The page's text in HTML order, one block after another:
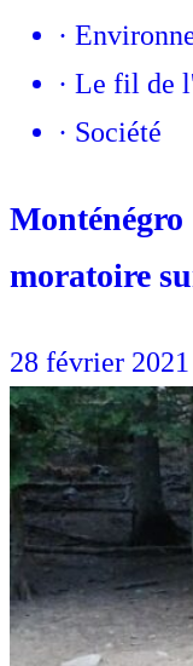
·
· Le fil de
· Société
moratoire
28 février 2021